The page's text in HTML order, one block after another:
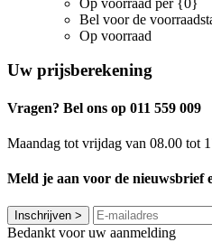
Bel voor de
Op voorraad
Uw prijsberekening
Vragen? Bel ons op 011 559 009
Maandag tot vrijdag van 08.00 tot
Meld je aan voor de nieuwsbrief
Inschrijven >
Bedankt voor uw aanmelding